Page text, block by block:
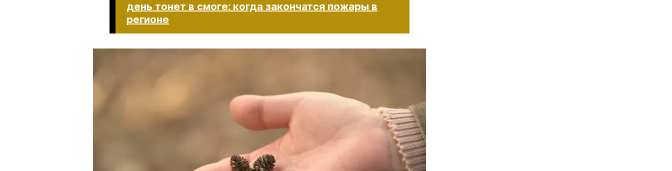
день тонет в смоге: когда закончатся пожары в
регионе​​​​​​​